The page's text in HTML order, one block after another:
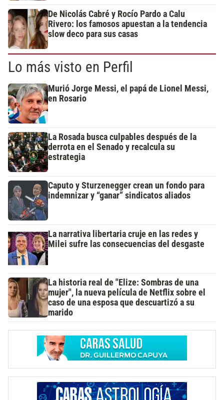
De Nicolás Cabré y Rocío Pardo a Calu
Rivero: los famosos apuestan a la tendencia
slow deco para sus casas
Lo más visto en Perfil
Murió Jorge Messi, el papá de Lionel Messi,
en Rosario
La Rosada busca culpables después de la
derrota en el Senado y recalcula su
estrategia
Caputo y Sturzenegger crean un fondo para
indemnizar y “ganar” sindicatos aliados
La narrativa libertaria cruje en las redes y
Milei sufre las consecuencias del desgaste
La historia real de "Elize: Sombras de una
mujer", la nueva película de Netflix sobre el
caso de una esposa que descuartizó a su
marido